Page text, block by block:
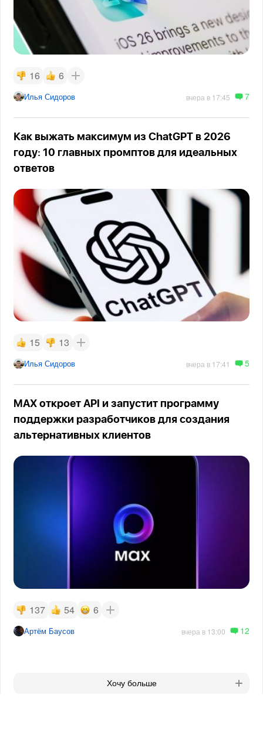
16 6
Илья Сидоров вчера в 17:45 7
Как выжать максимум из ChatGPT в 2026
году: 10 главных промптов для идеальных
ответов
15 13
Илья Сидоров вчера в 17:41 5
MAX откроет API и запустит программу
поддержки разработчиков для создания
альтернативных клиентов
137 54 6
Артём Баусов вчера в 13:00 12
Хочу больше